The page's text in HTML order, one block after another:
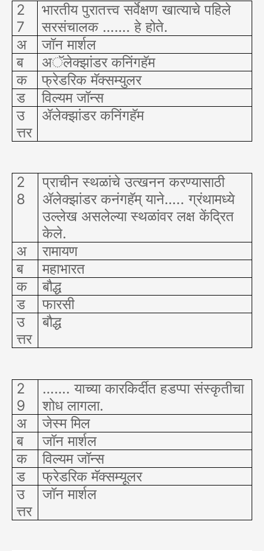
2
7
भारतीय पुरातत्त्व सर्वेक्षण खात्याचे पहिले
सरसंचालक ……. हे होते.
अ
जॉन मार्शल
ब
अॅलेक्झांडर कनिंगहॅम
क
फ्रेडरिक मॅक्सम्युलर
ड
विल्यम जॉन्स
उ
त्तर
ॲलेक्झांडर कनिंगहॅम
2
8
प्राचीन स्थळांचे उत्खनन करण्यासाठी
ॲलेक्झांडर कनंगहॅम् याने….. ग्रंथामध्ये
उल्लेख असलेल्या स्थळांवर लक्ष केंद्रित
केले.
अ
रामायण
ब
महाभारत
क
बौद्ध
ड
फारसी
उ
त्तर
बौद्ध
2
9
……. याच्या कारकिर्दीत हडप्पा संस्कृतीचा
शोध लागला.
अ
जेस्म मिल
ब
जॉन मार्शल
क
विल्यम जॉन्स
ड
फ्रेडरिक मॅक्सम्यूलर
उ
त्तर
जॉन मार्शल